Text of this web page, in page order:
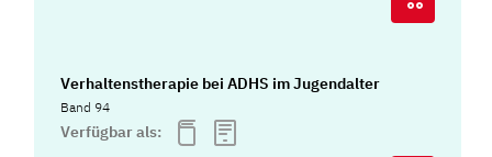
Verhaltenstherapie bei ADHS im Jugendalter
Band 94
Verfügbar als: